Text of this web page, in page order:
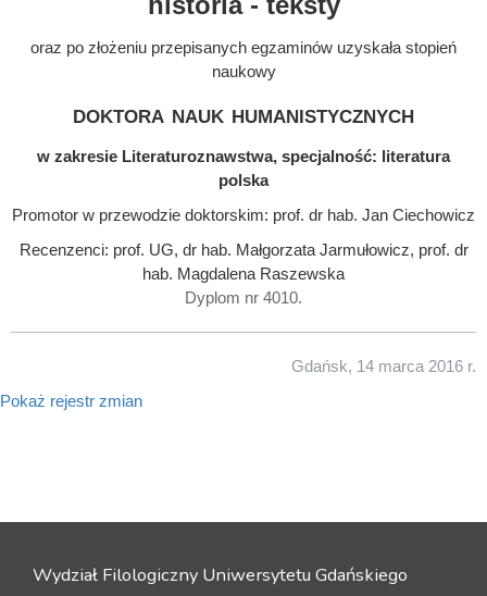
oraz po złożeniu przepisanych egzaminów uzyskała stopień
naukowy
doktora nauk humanistycznych
w zakresie Literaturoznawstwa, specjalność: literatura
polska
Promotor w przewodzie doktorskim: prof. dr hab. Jan Ciechowicz
Recenzenci: prof. UG, dr hab. Małgorzata Jarmułowicz, prof. dr
hab. Magdalena Raszewska
Dyplom nr 4010.
Gdańsk, 14 marca 2016 r.
Pokaż rejestr zmian
Wydział Filologiczny Uniwersytetu Gdańskiego